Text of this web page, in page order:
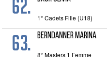
62. 1° Cadets Fille (U18)
63. BERNDANNER MARINA
8° Masters 1 Femme